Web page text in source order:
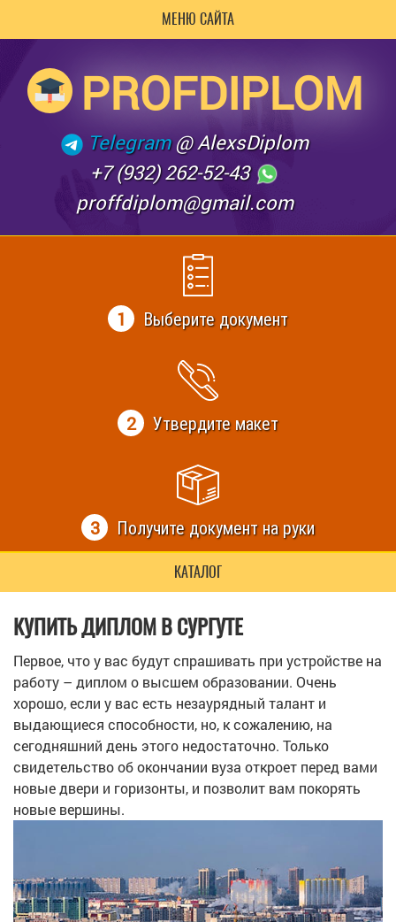
МЕНЮ САЙТА
PROFDIPLOM
Telegram @ AlexsDiplom
+7 (932) 262-52-43
proffdiplom@gmail.com
1 Выберите документ
2 Утвердите макет
3 Получите документ на руки
КАТАЛОГ
КУПИТЬ ДИПЛОМ В СУРГУТЕ
Первое, что у вас будут спрашивать при устройстве на
работу – диплом о высшем образовании. Очень
хорошо, если у вас есть незаурядный талант и
выдающиеся способности, но, к сожалению, на
сегодняшний день этого недостаточно. Только
свидетельство об окончании вуза откроет перед вами
новые двери и горизонты, и позволит вам покорять
новые вершины.